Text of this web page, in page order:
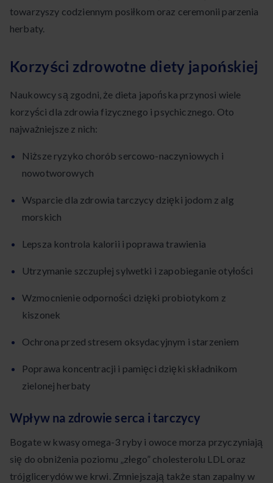
towarzyszy codziennym posiłkom oraz ceremonii parzenia
herbaty.
Korzyści zdrowotne diety japońskiej
Naukowcy są zgodni, że dieta japońska przynosi wiele
korzyści dla zdrowia fizycznego i psychicznego. Oto
najważniejsze z nich:
Niższe ryzyko chorób sercowo-naczyniowych i
nowotworowych
Wsparcie dla zdrowia tarczycy dzięki jodom z alg
morskich
Lepsza kontrola kalorii i poprawa trawienia
Utrzymanie szczupłej sylwetki i zapobieganie otyłości
Wzmocnienie odporności dzięki probiotykom z
kiszonek
Ochrona przed stresem oksydacyjnym i starzeniem
Poprawa koncentracji i pamięci dzięki składnikom
zielonej herbaty
Wpływ na zdrowie serca i tarczycy
Bogate w kwasy omega-3 ryby i owoce morza przyczyniają
się do obniżenia poziomu „złego” cholesterolu LDL oraz
trójglicerydów we krwi. Zmniejszają także stan zapalny w